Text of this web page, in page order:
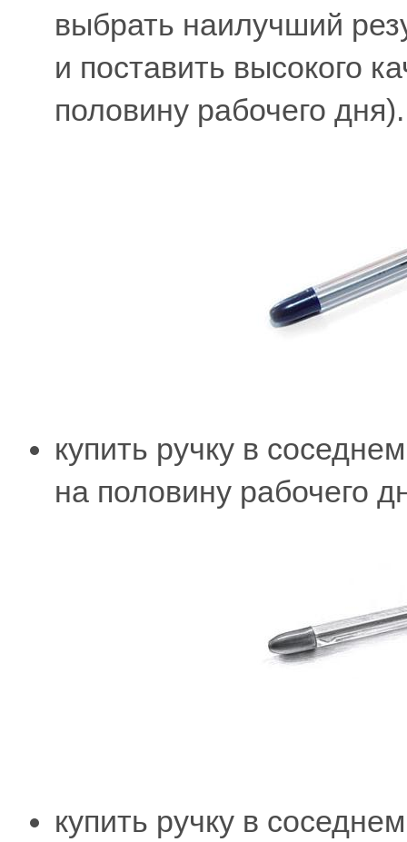
выбрать наилучший
и поставить высокого
половину рабочего дня).
купить ручку в
на половину рабочего
купить ручку в